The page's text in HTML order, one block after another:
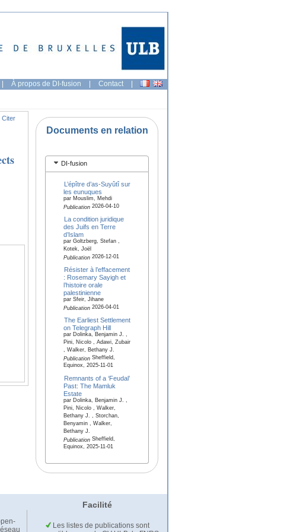
| À propos de DI-fusion | Contact |
Citer
Documents en relation
DI-fusion
L’épître d’as-Suyûtî sur
les eunuques
par Mouslim, Mehdi
Publication2026-04-10
La condition juridique
des Juifs en Terre
d’Islam
par Goltzberg, Stefan ,
Kotek, Joël
Publication2026-12-01
Résister à l’effacement
: Rosemary Sayigh et
l’histoire orale
palestinienne
par Sfeir, Jihane
Publication2026-04-01
The Earliest Settlement
on Telegraph Hill
par Dolinka, Benjamin J. ,
Pini, Nicolo , Adawi, Zubair
, Walker, Bethany J.
PublicationSheffield,
Equinox, 2025-11-01
Remnants of a ‘Feudal’
Past: The Mamluk
Estate
par Dolinka, Benjamin J. ,
Pini, Nicolo , Walker,
Bethany J. , Storchan,
Benyamin , Walker,
Bethany J.
PublicationSheffield,
Equinox, 2025-11-01
Facilité
Les listes de publications sont